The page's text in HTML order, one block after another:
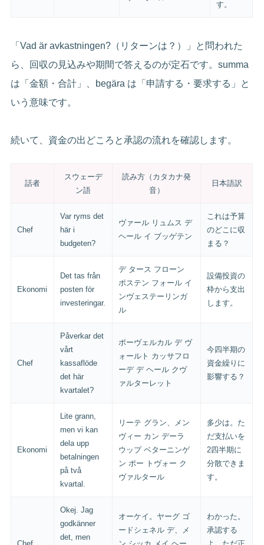
す。
「Vad är avkastningen?（リターンは？）」と問われた
ら、回収の見込みや期間で答えるのが定石です。summa
は「金額・合計」、begära は「申請する・要求する」と
いう意味です。
続いて、資金の出どころと承認の流れを確認します。
話者
スウェーデ
ン語
読み方（カタカナ発
音）
日本語訳
Chef
Var ryms det
här i
budgeten?
ヴァール リュムス デ
ヘール イ ブッゲテン
これは予算
のどこに収
まる？
Ekonomi
Det tas från
posten för
investeringar.
デ タース フローン
ポステン フォール イ
ンヴェステーリンガ
ル
設備投資の
枠から支出
します。
Chef
Påverkar det
vårt
kassaflöde
det här
kvartalet?
ポーヴェルカル デ ヴ
ォールト カッサフロ
ーデ デ ヘール クヴ
ァルターレット
今四半期の
資金繰りに
影響する？
Ekonomi
Lite grann,
men vi kan
dela upp
betalningen
på två
kvartal.
リーテ グラン、メン
ヴィー カン デーラ
ウップ ベターニンゲ
ン ポー トヴォー ク
ヴァルタール
多少は。た
だ支払いを
2四半期に
分散できま
す。
Okej. Jag
godkänner
det, men
オーケイ。ヤーグ ゴ
ードシェネル デ、メ
わかった。
承認する